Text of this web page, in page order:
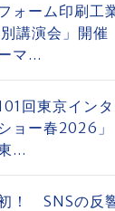
ォーム印刷
講演会」開
マ...
101回東京イン
ショー春2026
...
！ SNSの反